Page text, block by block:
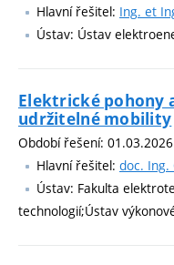
Hlavní řešitel: Ing. et
Ústav: Ústav
Elektrické pohony
udržitelné mobility
Období řešení:
Hlavní řešitel: doc. Ing.
Ústav: Fakulta
technologií;Ústav